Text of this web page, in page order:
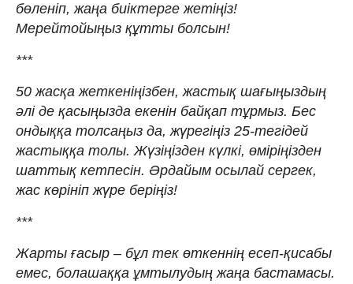
бөленіп, жаңа биіктерге жетіңіз!
Мерейтойыңыз құтты болсын!
***
50 жасқа жеткеніңізбен, жастық шағыңыздың
әлі де қасыңызда екенін байқап тұрмыз. Бес
ондыққа толсаңыз да, жүрегіңіз 25-тегідей
жастыққа толы. Жүзіңізден күлкі, өміріңізден
шаттық кетпесін. Әрдайым осылай сергек,
жас көрініп жүре беріңіз!
***
Жарты ғасыр – бұл тек өткеннің есеп-қисабы
емес, болашаққа ұмтылудың жаңа бастамасы.